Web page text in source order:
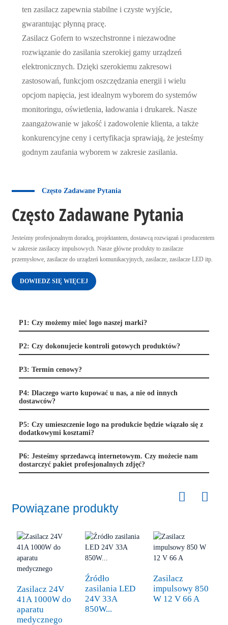
ten zasilacz zapewnia stabilne i czyste wyjście,
gwarantując płynną pracę.
Zasilacz Gofern to wszechstronne i niezawodne
rozwiązanie do zasilania szerokiej gamy urządzeń
elektronicznych. Dzięki szerokiemu zakresowi
zastosowań, funkcjom oszczędzania energii i wielu
opcjom napięcia, jest idealnym wyborem do systemów
monitoringu, oświetlenia, ładowania i drukarek. Nasze
zaangażowanie w jakość i zadowolenie klienta, a także
konkurencyjne ceny i certyfikacja sprawiają, że jesteśmy
godnym zaufania wyborem w zakresie zasilania.
Często Zadawane Pytania
Często Zadawane Pytania
Jesteśmy profesjonalnym doradcą, projektantem, dostawcą rozwiązań i producentem
w zakresie zasilaczy impulsowych. Nasze główne produkty to zasilacze
przemysłowe, zasilacze do urządzeń komunikacyjnych, zasilacze, zasilacze LED itp.
DOWIEDZ SIĘ WIĘCEJ
P1: Czy możemy mieć logo naszej marki?
P2: Czy dokonujecie kontroli gotowych produktów?
P3: Termin cenowy?
P4: Dlaczego warto kupować u nas, a nie od innych
dostawców?
P5: Czy umieszczenie logo na produkcie będzie wiązało się z
dodatkowymi kosztami?
P6: Jesteśmy sprzedawcą internetowym. Czy możecie nam
dostarczyć pakiet profesjonalnych zdjęć?
Powiązane produkty
Zasilacz 24V
41A 1000W do
aparatu
medycznego
Źródło
zasilania LED
24V 33A
850W...
Zasilacz
impulsowy 850
W 12 V 66 A